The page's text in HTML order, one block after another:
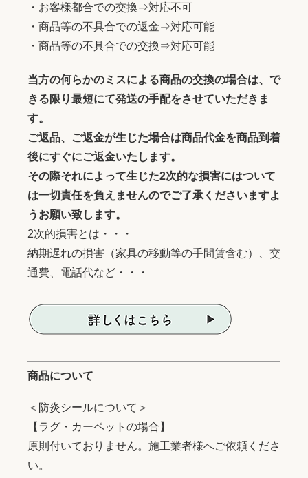
・お客様都合での交換⇒対応不可
・商品等の不具合での返金⇒対応可能
・商品等の不具合での交換⇒対応可能
当方の何らかのミスによる商品の交換の場合は、で
きる限り最短にて発送の手配をさせていただきま
す。
ご返品、ご返金が生じた場合は商品代金を商品到着
後にすぐにご返金いたします。
その際それによって生じた2次的な損害にはついて
は一切責任を負えませんのでご了承くださいますよ
うお願い致します。
2次的損害とは・・・
納期遅れの損害（家具の移動等の手間賃含む）、交
通費、電話代など・・・
商品について
＜防炎シールについて＞
【ラグ・カーペットの場合】
原則付いておりません。施工業者様へご依頼くださ
い。